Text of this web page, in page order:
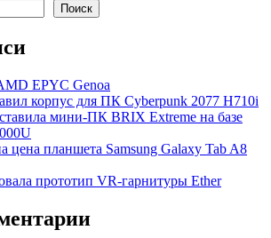
Поиск
EPYC Genoa
корпус для ПК Cyberpunk 2077 H710i
мини-ПК BRIX Extreme на базе
цена планшета Samsung Galaxy Tab A8
прототип VR-гарнитуры Ether